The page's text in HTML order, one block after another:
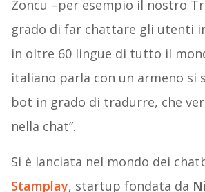
Zoncu –per esempio il nostro
grado di far chattare gli utenti
in oltre 60 lingue di tutto il
italiano parla con un armeno si
bot in grado di tradurre, che
nella chat”.
Si è lanciata nel mondo dei
Stamplay, startup fondata da